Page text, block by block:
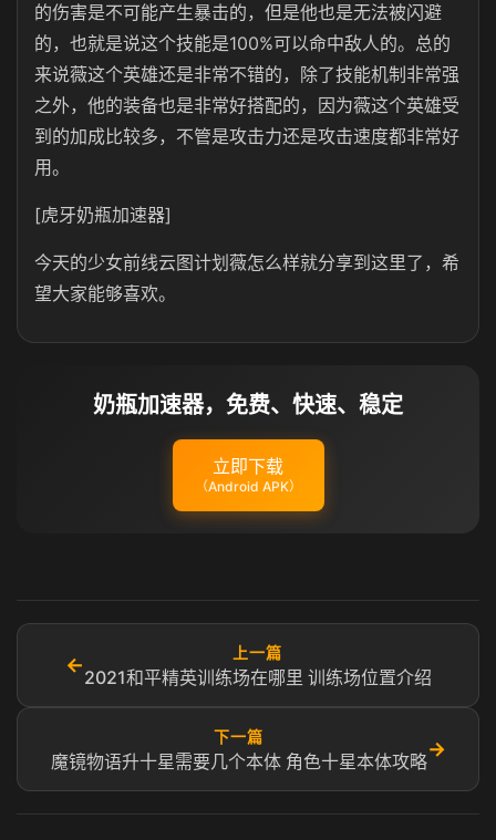
的伤害是不可能产生暴击的，但是他也是无法被闪避
的，也就是说这个技能是100%可以命中敌人的。总的
来说薇这个英雄还是非常不错的，除了技能机制非常强
之外，他的装备也是非常好搭配的，因为薇这个英雄受
到的加成比较多，不管是攻击力还是攻击速度都非常好
用。
[虎牙奶瓶加速器]
今天的少女前线云图计划薇怎么样就分享到这里了，希
望大家能够喜欢。
奶瓶加速器，免费、快速、稳定
立即下载
（Android APK）
←
上一篇
2021和平精英训练场在哪里 训练场位置介绍
下一篇
魔镜物语升十星需要几个本体 角色十星本体攻略
→